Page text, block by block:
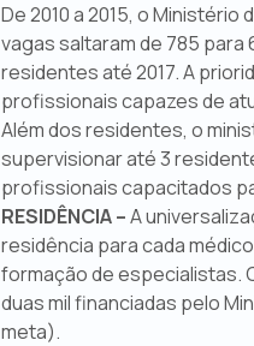
De 2010 a 2015, o
vagas saltaram de 785 para
residentes até 2017. A
profissionais capazes de
Além dos residentes, o
supervisionar até 3
profissionais capacitados
RESIDÊNCIA –A
residência para cada
formação de especialistas.
duas mil financiadas pelo
meta).